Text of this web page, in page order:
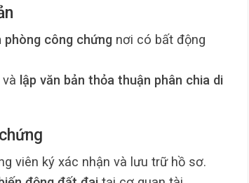
phòng công chứng nơi có bất động
lập văn bản thỏa thuận phân chia di
viên ký xác nhận và lưu trữ hồ sơ.